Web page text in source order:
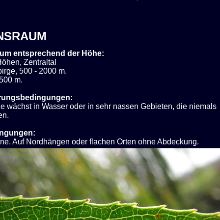
entsprechend der Höhe:
Zentraltal
500 - 2000 m.
m.
wächst in Wasser oder in sehr nassen Gebieten, die niemals
Auf Nordhängen oder flachen Orten ohne Abdeckung.